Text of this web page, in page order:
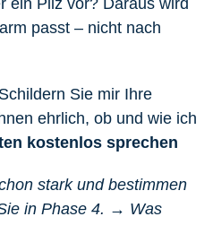
passt – nicht nach
Sie mir Ihre
ehrlich, ob und wie ich
kostenlos sprechen
stark und bestimmen
in Phase 4. → Was